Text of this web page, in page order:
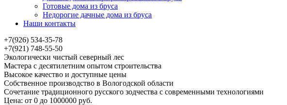
Готовые дома из бруса
Недорогие дачные дома из бруса
Наши контакты
+7(926) 534-35-78
+7(921) 748-55-50
Экологически чистый северный лес
Мастера с десятилетним опытом строительства
Высокое качество и доступные цены
Собственное производство в Вологодской области
Сочетание традиционного русского зодчества с современными технологиями
Цена: от 0 до 1000000 руб.